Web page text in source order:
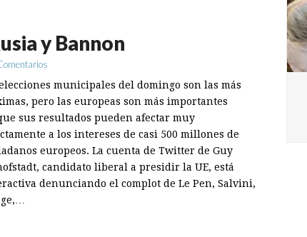
y Bannon
municipales del domingo son las más
pero las europeas son más importantes
sus resultados pueden afectar muy
a los intereses de casi 500 millones de
europeos. La cuenta de Twitter de Guy
candidato liberal a presidir la UE, está
denunciando el complot de Le Pen, Salvini,